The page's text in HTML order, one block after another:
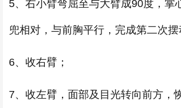
5、右小臂弯屈至与大臂成90度，掌
兜相对，与前胸平行，完成第二次摆
6、收右臂；
7、收左臂，面部及目光转向前方，